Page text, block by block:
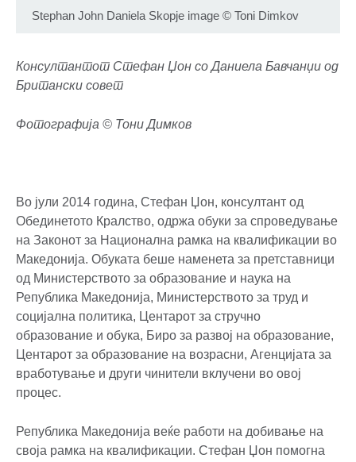
Stephan John Daniela Skopje image © Toni Dimkov
Консултантот Стефан Џон со Даниела Бавчанџи од
Британски совет
Фотографија © Тони Димков
Во јули 2014 година, Стефан Џон, консултант од
Обединетото Кралство, одржа обуки за спроведување
на Законот за Национална рамка на квалификации во
Македонија. Обуката беше наменета за претставници
од Министерството за образование и наука на
Република Македонија, Министерството за труд и
социјална политика, Центарот за стручно
образование и обука, Биро за развој на образование,
Центарот за образование на возрасни, Агенцијата за
вработување и други чинители вклучени во овој
процес.
Република Македонија веќе работи на добивање на
своја рамка на квалификации. Стефан Џон помогна